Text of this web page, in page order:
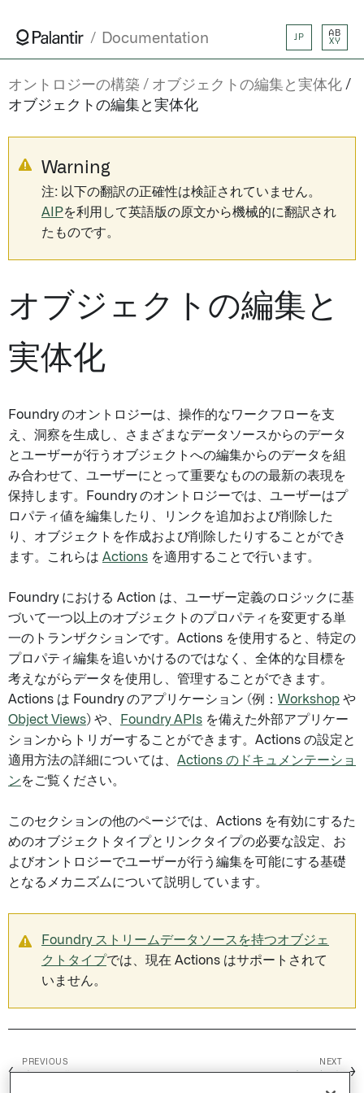
Documentation JP
AB
XY
オントロジーの構築
オブジェクトの編集と実体化
オブジェクトの編集と実体化
Warning
注: 以下の翻訳の正確性は検証されていません。
AIPを利用して英語版の原文から機械的に翻訳され
たものです。
オブジェクトの編集と
実体化
Foundry のオントロジーは、操作的なワークフローを支
え、洞察を生成し、さまざまなデータソースからのデータ
とユーザーが行うオブジェクトへの編集からのデータを組
み合わせて、ユーザーにとって重要なものの最新の表現を
保持します。Foundry のオントロジーでは、ユーザーはプ
ロパティ値を編集したり、リンクを追加および削除した
り、オブジェクトを作成および削除したりすることができ
ます。これらは Actions を適用することで行います。
Foundry における Action は、ユーザー定義のロジックに基
づいて一つ以上のオブジェクトのプロパティを変更する単
一のトランザクションです。Actions を使用すると、特定の
プロパティ編集を追いかけるのではなく、全体的な目標を
考えながらデータを使用し、管理することができます。
Actions は Foundry のアプリケーション (例： Workshop や
Object Views) や、 Foundry APIs を備えた外部アプリケー
ションからトリガーすることができます。Actions の設定と
適用方法の詳細については、 Actions のドキュメンテーショ
ンをご覧ください。
このセクションの他のページでは、Actions を有効にするた
めのオブジェクトタイプとリンクタイプの必要な設定、お
よびオントロジーでユーザーが行う編集を可能にする基礎
となるメカニズムについて説明しています。
Foundry ストリームデータソースを持つオブジェ
クトタイプでは、現在 Actions はサポートされて
いません。
←
PREVIOUS NEXT
→